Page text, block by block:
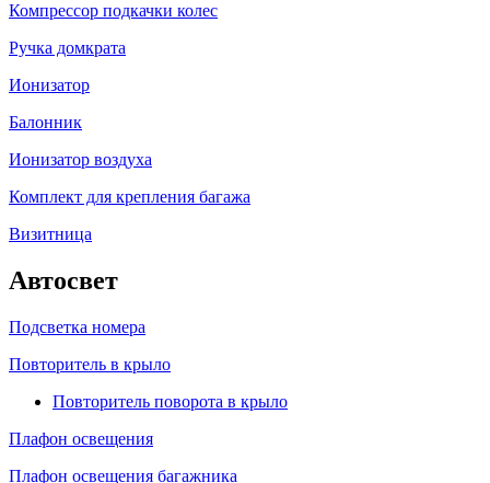
Компрессор подкачки колес
Ручка домкрата
Ионизатор
Балонник
Ионизатор воздуха
Комплект для крепления багажа
Визитница
Автосвет
Подсветка номера
Повторитель в крыло
Повторитель поворота в крыло
Плафон освещения
Плафон освещения багажника